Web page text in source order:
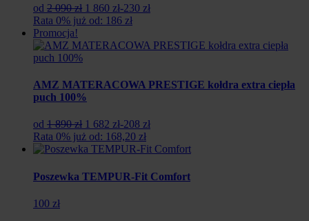
od 2 090 zł Pierwotna
cena
2
1 860 złAktualna
cena
1
-230 zł
Rata 0% już od: 186 zł
Promocja!
AMZ MATERACOWA PRESTIGE kołdra extra ciepła
puch 100%
od 1 890 zł Pierwotna
cena
wynosiła:
890
1 682 złAktualna
cena
wynosi:
682
-208 zł
Rata 0% już od: 168,20 zł
Poszewka TEMPUR-Fit Comfort
100 zł